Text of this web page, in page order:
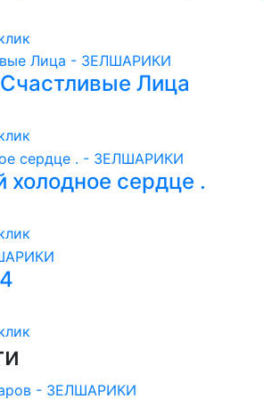
Лица
сердце .